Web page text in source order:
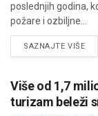
poslednjih godina,
požare i ozbiljne...
SAZNAJTE VIŠE
Više od 1,7
turizam beleži